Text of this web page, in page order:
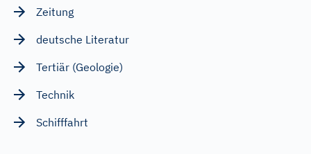
Zeitung
deutsche Literatur
Tertiär (Geologie)
Technik
Schifffahrt